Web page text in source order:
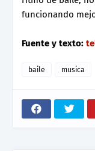
funcionando
Fuente y texto:
baile musica